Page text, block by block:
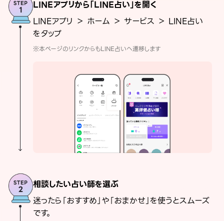
LINEアプリから「LINE占い」を開く
LINEアプリ ＞ ホーム ＞ サービス ＞ LINE占い
をタップ
※本ページのリンクからもLINE占いへ遷移します
相談したい占い師を選ぶ
迷ったら「おすすめ」や「おまかせ」を使うとスムーズ
です。